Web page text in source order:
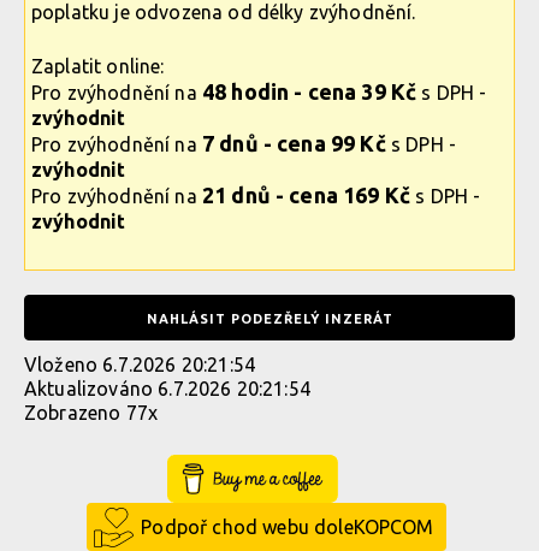
poplatku je odvozena od délky zvýhodnění.
Zaplatit online:
Pro zvýhodnění na 48 hodin - cena 39 Kč s DPH -
zvýhodnit
Pro zvýhodnění na 7 dnů - cena 99 Kčs DPH -
zvýhodnit
Pro zvýhodnění na 21 dnů - cena 169 Kč s DPH -
zvýhodnit
NAHLÁSIT PODEZŘELÝ INZERÁT
Vloženo 6.7.2026 20:21:54
Aktualizováno 6.7.2026 20:21:54
Zobrazeno 77x
Buy Me a Coffee
Podpoř chod webu doleKOPCOM